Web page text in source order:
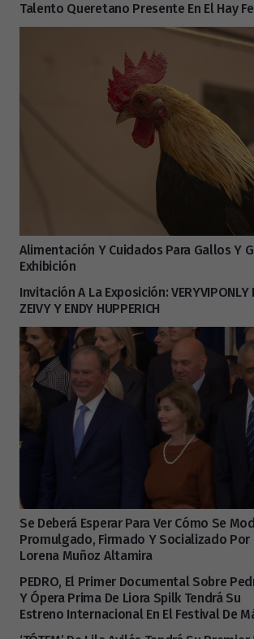
Talento Queretano Presente En El Hay
Alimentación Y Cuidados Para Gallos Y
Exhibición
Invitación A La Exposición: VERYVIPONLY
ZEIVY Y ENDY HUPPERICH
Se Deberá Esperar Para Ver Cómo Se
Promulgado, Firmado Y Socializado Por
Lorena Muñoz Altamira
PEDRO, El Primer Documental Sobre
Y Ópera Prima De Liora Spilk Tendrá Su
Estreno Internacional En El Festival De